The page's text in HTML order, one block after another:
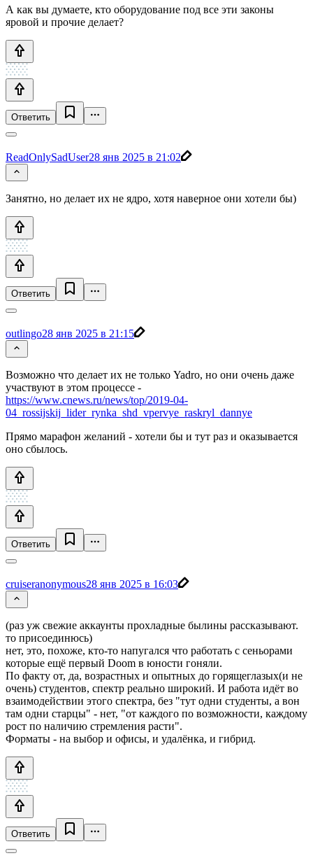
А как вы думаете, кто оборудование под все эти законы
яровой и прочие делает?
Ответить
ReadOnlySadUser28 янв 2025 в 21:02
Занятно, но делает их не ядро, хотя наверное они хотели бы)
Ответить
outlingo28 янв 2025 в 21:15
Возможно что делает их не только Yadro, но они очень даже
участвуют в этом процессе -
https://www.cnews.ru/news/top/2019-04-
04_rossijskij_lider_rynka_shd_vpervye_raskryl_dannye
Прямо марафон желаний - хотели бы и тут раз и оказывается
оно сбылось.
Ответить
cruiseranonymous28 янв 2025 в 16:03
(раз уж свежие аккаунты прохладные былины рассказывают.
то присоединюсь)
нет, это, похоже, кто-то напугался что работать с сеньорами
которые ещё первый Doom в юности гоняли.
По факту от, да, возрастных и опытных до горящеглазых(и не
очень) студентов, спектр реально широкий. И работа идёт во
взаимодействии этого спектра, без "тут одни студенты, а вон
там одни старцы" - нет, "от каждого по возможности, каждому
рост по наличию стремления расти".
Форматы - на выбор и офисы, и удалёнка, и гибрид.
Ответить